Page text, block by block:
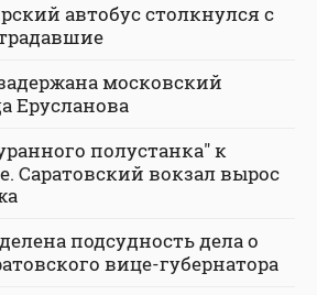
автобус столкнулся с
московский
Ерусланова
полустанка" к
Саратовский вокзал вырос
подсудность дела о
вице-губернатора